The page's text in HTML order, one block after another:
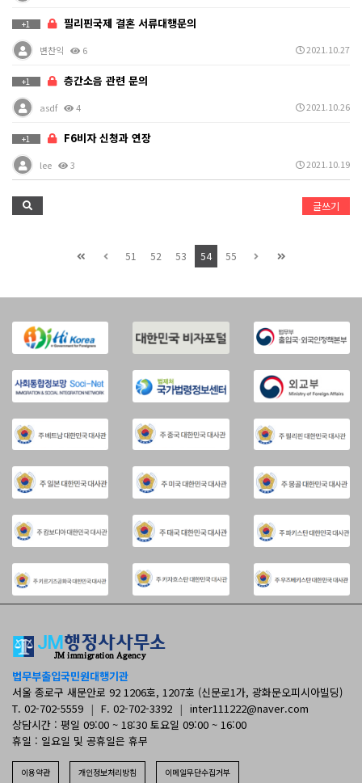
+1 필리핀국제 결혼 서류대행문의
변찬익 6 2021.10.27
+1 층간소음 관련 문의
asdf 4 2021.10.26
+1 F6비자 신청과 연장
lee 3 2021.10.19
글쓰기
51 52 53 54 55
법무부출입국민원대행기관
서울 종로구 새문안로 92 1206호, 1207호 (신문로1가, 광화문오피시아빌딩)
T. 02-702-5559 | F. 02-702-3392 | inter111222@naver.com
상담시간 : 평일 09:00 ~ 18:30 토요일 09:00 ~ 16:00
휴일 : 일요일 및 공휴일은 휴무
이용약관 개인정보처리방침 이메일무단수집거부